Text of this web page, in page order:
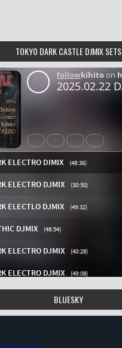
TOKYO DARK CASTLE DJMIX SETS
BLUESKY